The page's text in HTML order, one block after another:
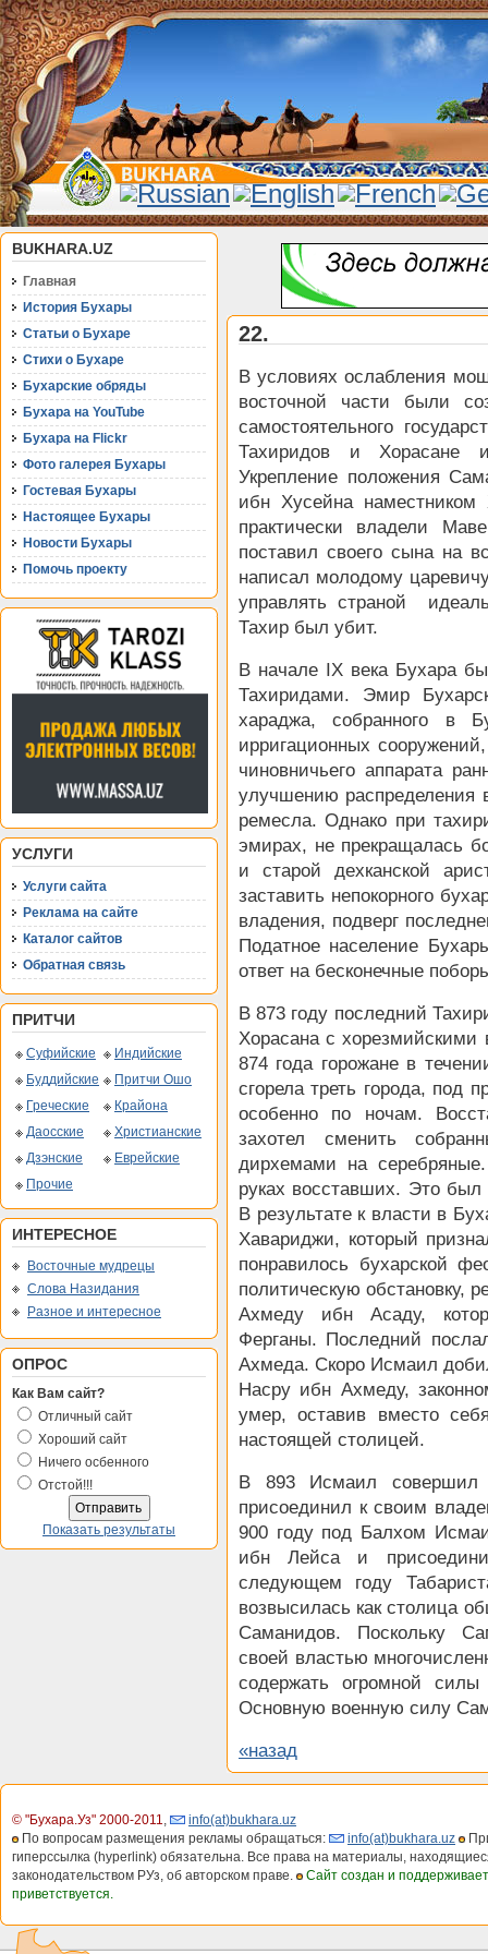
BUKHARA.UZ
Главная
История Бухары
Статьи о Бухаре
Стихи о Бухаре
Бухарские обряды
Бухара на YouTube
Бухара на Flickr
Фото галерея Бухары
Гостевая Бухары
Настоящее Бухары
Новости Бухары
Помочь проекту
УСЛУГИ
Услуги сайта
Реклама на сайте
Каталог сайтов
Обратная связь
ПРИТЧИ
Суфийские
Индийские
Буддийские
Притчи Ошо
Греческие
Крайона
Даосские
Христианские
Дзэнские
Еврейские
Прочие
ИНТЕРЕСНОЕ
Восточные мудрецы
Слова Назидания
Разное и интересное
ОПРОС
Как Вам сайт?
Отличный сайт
Хороший сайт
Ничего осбенного
Отстой!!!
Показать результаты
22.
В условиях ослабления
восточной части были
самостоятельного
Тахиридов и Хорасане
Укрепление положения
ибн Хусейна
практически владели
поставил своего сына на
написал молодому
управлять страной
Тахир был убит.
В начале IX века Бухара
Тахиридами. Эмир
хараджа, собранного в
ирригационных
чиновничьего аппарата
улучшению распределения
ремесла. Однако при
эмирах, не прекращалась
и старой дехканской
заставить непокорного
владения, подверг
Податное население
ответ на бесконечные
В 873 году последний
Хорасана с
874 года горожане в
сгорела треть города, под
особенно по ночам.
захотел сменить
дирхемами на
руках восставших. Это был
В результате к власти в
Хавариджи, который
понравилось бухарской
политическую обстановку,
Ахмеду ибн Асаду,
Ферганы. Последний
Ахмеда. Скоро Исмаил
Насру ибн Ахмеду,
умер, оставив вместо
настоящей столицей.
В 893 Исмаил совершил
присоединил к своим
900 году под Балхом
ибн Лейса и
следующем году
возвысилась как столица
Саманидов. Поскольку
своей властью
содержать огромной
Основную военную силу
«назад
© "Бухара.Уз" 2000-2011,
info(at)bukhara.uz
По вопросам размещения рекламы обращаться:
info(at)bukhara.uz
гиперссылка (hyperlink) обязательна. Все права на материалы,
законодательством РУз, об авторском праве.
Сайт создан и
приветствуется.